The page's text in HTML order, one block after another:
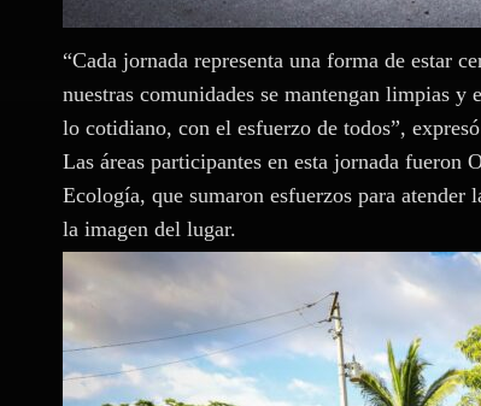
“Cada jornada representa una forma de estar
nuestras comunidades se mantengan limpias
lo cotidiano, con el esfuerzo de todos”,
Las áreas participantes en esta jornada fueron
Ecología, que sumaron esfuerzos para
la imagen del lugar.